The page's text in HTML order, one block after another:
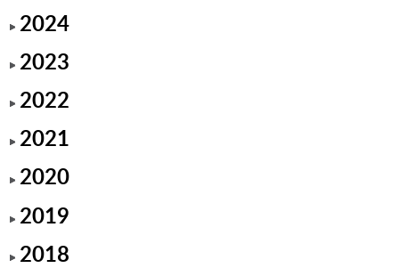
2024
2023
2022
2021
2020
2019
2018